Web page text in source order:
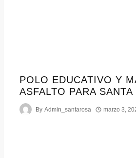
POLO EDUCATIVO Y
ASFALTO PARA SANTA
By Admin_santarosa marzo 3,